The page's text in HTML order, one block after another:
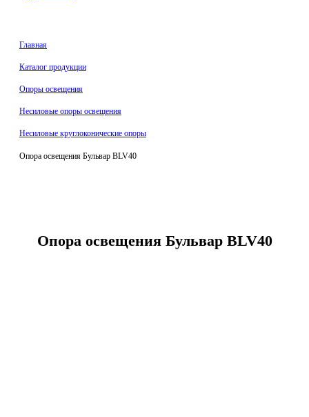
Главная
Каталог продукции
Oпоры oсвeщения
Несиловые опоры освещения
Несиловые круглоконические опоры
Опора освещения Бульвар BLV40
Опора освещения Бульвар BLV40